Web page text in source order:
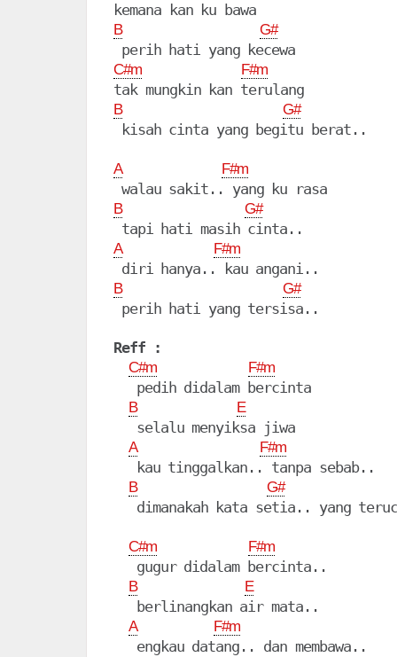
kemana kan ku bawa
B G#
C#m F#m
tak mungkin kan terulang
B G#
kisah cinta yang begitu berat..
A F#m
B G#
A F#m
B G#
perih hati yang tersisa..
Reff :
C#m F#m
   pedih didalam bercinta
B E
   selalu menyiksa jiwa
A F#m
   kau tinggalkan.. tanpa sebab..
B G#
dimanakah kata setia.. yang
C#m F#m
   gugur didalam bercinta..
B E
   berlinangkan air mata..
A F#m
   engkau datang.. dan membawa..